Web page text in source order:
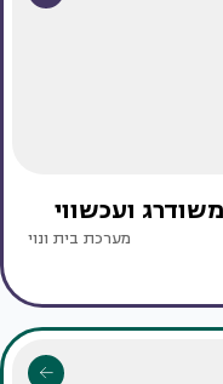
ועכשווי
מערכת בית ונוי